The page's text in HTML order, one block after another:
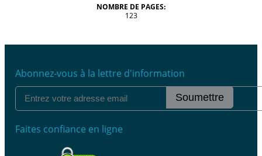
NOMBRE DE PAGES:
123
Abonnez-vous à la lettre d'information
Soumettre
Faites confiance en ligne